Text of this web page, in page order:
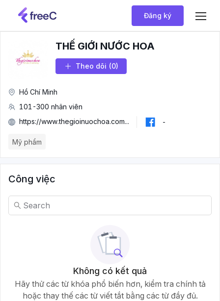
Đăng ký
THẾ GIỚI NƯỚC HOA
Theo dõi (0)
Hồ Chí Minh
101-300 nhân viên
https://www.thegioinuochoa.com...
-
Mỹ phẩm
Công việc
Không có kết quả
Hãy thử các từ khóa phổ biến hơn, kiểm tra chính tả
hoặc thay thế các từ viết tắt bằng các từ đầy đủ.